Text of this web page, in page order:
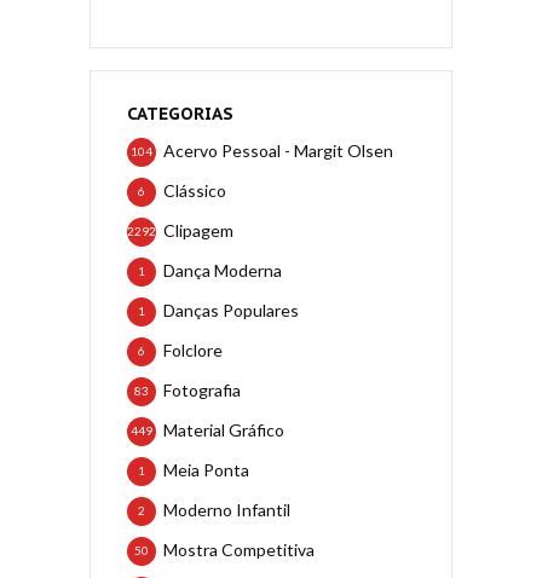
CATEGORIAS
Acervo Pessoal - Margit Olsen
104
Clássico
6
Clipagem
2292
Dança Moderna
1
Danças Populares
1
Folclore
6
Fotografia
83
Material Gráfico
449
Meia Ponta
1
Moderno Infantil
2
Mostra Competitiva
50